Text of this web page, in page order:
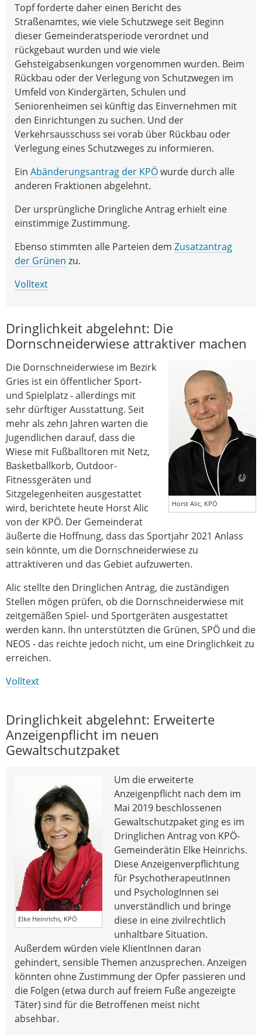
Topf forderte daher einen Bericht des
Straßenamtes, wie viele Schutzwege seit Beginn
dieser Gemeinderatsperiode verordnet und
rückgebaut wurden und wie viele
Gehsteigabsenkungen vorgenommen wurden. Beim
Rückbau oder der Verlegung von Schutzwegen im
Umfeld von Kindergärten, Schulen und
Seniorenheimen sei künftig das Einvernehmen mit
den Einrichtungen zu suchen. Und der
Verkehrsausschuss sei vorab über Rückbau oder
Verlegung eines Schutzweges zu informieren.
Ein Abänderungsantrag der KPÖwurde durch alle
anderen Fraktionen abgelehnt.
Der ursprüngliche Dringliche Antrag erhielt eine
einstimmige Zustimmung.
Ebenso stimmten alle Parteien dem Zusatzantrag
der Grünen zu.
Volltext
Dringlichkeit abgelehnt: Die
Dornschneiderwiese attraktiver machen
Horst Alic, KPÖ
Die Dornschneiderwiese im Bezirk
Gries ist ein öffentlicher Sport-
und Spielplatz - allerdings mit
sehr dürftiger Ausstattung. Seit
mehr als zehn Jahren warten die
Jugendlichen darauf, dass die
Wiese mit Fußballtoren mit Netz,
Basketballkorb, Outdoor-
Fitnessgeräten und
Sitzgelegenheiten ausgestattet
wird, berichtete heute Horst Alic
von der KPÖ. Der Gemeinderat
äußerte die Hoffnung, dass das Sportjahr 2021 Anlass
sein könnte, um die Dornschneiderwiese zu
attraktiveren und das Gebiet aufzuwerten.
Alic stellte den Dringlichen Antrag, die zuständigen
Stellen mögen prüfen, ob die Dornschneiderwiese mit
zeitgemäßen Spiel- und Sportgeräten ausgestattet
werden kann. Ihn unterstützten die Grünen, SPÖ und die
NEOS - das reichte jedoch nicht, um eine Dringlichkeit zu
erreichen.
Volltext
Dringlichkeit abgelehnt: Erweiterte
Anzeigenpflicht im neuen
Gewaltschutzpaket
Elke Heinrichs, KPÖ
Um die erweiterte
Anzeigenpflicht nach dem im
Mai 2019 beschlossenen
Gewaltschutzpaket ging es im
Dringlichen Antrag von KPÖ-
Gemeinderätin Elke Heinrichs.
Diese Anzeigenverpflichtung
für PsychotherapeutInnen
und PsychologInnen sei
unverständlich und bringe
diese in eine zivilrechtlich
unhaltbare Situation.
Außerdem würden viele KlientInnen daran
gehindert, sensible Themen anzusprechen. Anzeigen
könnten ohne Zustimmung der Opfer passieren und
die Folgen (etwa durch auf freiem Fuße angezeigte
Täter) sind für die Betroffenen meist nicht
absehbar.